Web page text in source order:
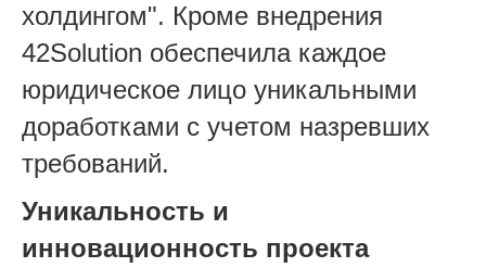
холдингом". Кроме внедрения
42Solution обеспечила каждое
юридическое лицо уникальными
доработками с учетом назревших
требований.
Уникальность и
инновационность проекта